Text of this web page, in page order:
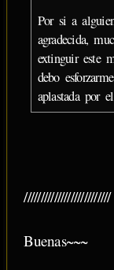
Por si a
agradecida,
extinguir este
debo
aplastada por
//////////////////////////
Buenas~~~